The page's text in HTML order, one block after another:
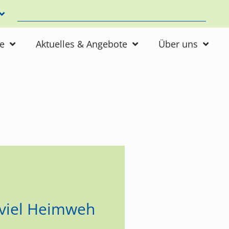
Aktuelles & Angebote Über uns
Heimweh